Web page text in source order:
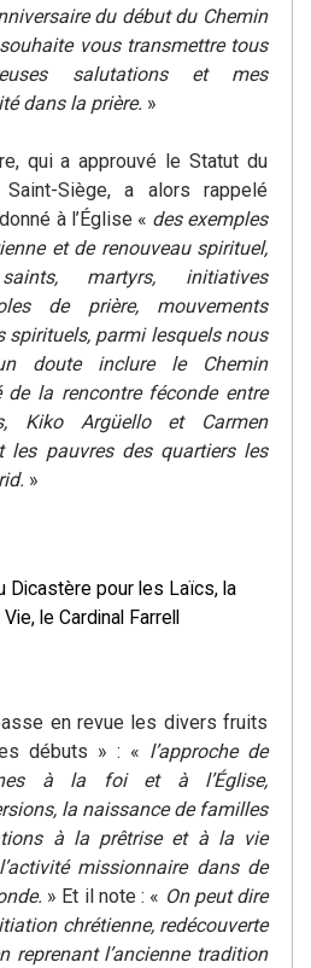
du début du Chemin
vous transmettre tous
salutations et mes
dans la prière. »
qui a approuvé le Statut du
Siège, a alors rappelé
à l’Église « des exemples
et de renouveau spirituel,
martyrs, initiatives
de prière, mouvements
spirituels, parmi lesquels nous
doute inclure le Chemin
de la rencontre féconde entre
Kiko Argüello et Carmen
les pauvres des quartiers les
»
Dicastère pour les Laïcs, la
le Cardinal Farrell
en revue les divers fruits
débuts » : « l’approche de
à la foi et à l’Église,
la naissance de familles
à la prêtrise et à la vie
missionnaire dans de
» Et il note : « On peut dire
chrétienne, redécouverte
reprenant l’ancienne tradition